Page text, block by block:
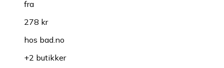
fra
278 kr
hos bad.no
+2 butikker